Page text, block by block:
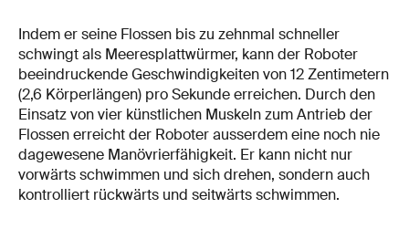
Indem er seine Flossen bis zu zehnmal schneller
schwingt als Meeresplattwürmer, kann der Roboter
beeindruckende Geschwindigkeiten von 12 Zentimetern
(2,6 Körperlängen) pro Sekunde erreichen. Durch den
Einsatz von vier künstlichen Muskeln zum Antrieb der
Flossen erreicht der Roboter ausserdem eine noch nie
dagewesene Manövrierfähigkeit. Er kann nicht nur
vorwärts schwimmen und sich drehen, sondern auch
kontrolliert rückwärts und seitwärts schwimmen.